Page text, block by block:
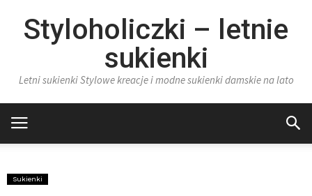
Styloholiczki – letnie
sukienki
Letni sukienki Stylowe kreacje i modne sukienki damskie na lato
Sukienki